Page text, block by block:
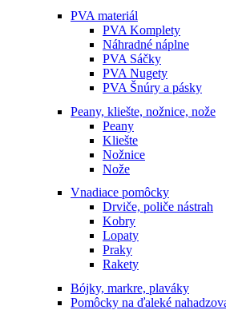
PVA materiál
PVA Komplety
Náhradné náplne
PVA Sáčky
PVA Nugety
PVA Šnúry a pásky
Peany, kliešte, nožnice, nože
Peany
Kliešte
Nožnice
Nože
Vnadiace pomôcky
Drviče, poliče nástrah
Kobry
Lopaty
Praky
Rakety
Bójky, markre, plaváky
Pomôcky na ďaleké